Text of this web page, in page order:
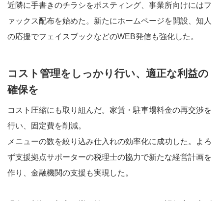
近隣に手書きのチラシをポスティング、事業所向けにはフ
ァックス配布を始めた。新たにホームページを開設、知人
の応援でフェイスブックなどのWEB発信も強化した。
コスト管理をしっかり行い、適正な利益の
確保を
コスト圧縮にも取り組んだ。家賃・駐車場料金の再交渉を
行い、固定費を削減。
メニューの数を絞り込み仕入れの効率化に成功した。よろ
ず支援拠点サポーターの税理士の協力で新たな経営計画を
作り、金融機関の支援も実現した。